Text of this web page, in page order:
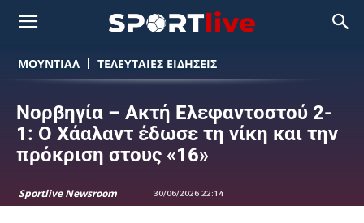
ΜΟΥΝΤΙΆΛ ΤΕΛΕΥΤΑΙΕΣ ΕΙΔΗΣΕΙΣ
Νορβηγία – Ακτή Ελεφαντοστού 2-
1: Ο Χάαλαντ έδωσε τη νίκη και την
πρόκριση στους «16»
Sportlive Newsroom 30/06/2026 22:14